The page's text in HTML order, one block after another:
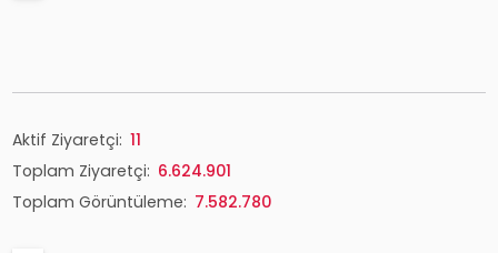
Aktif Ziyaretçi: 11
Toplam Ziyaretçi: 6.624.901
Toplam Görüntüleme: 7.582.780